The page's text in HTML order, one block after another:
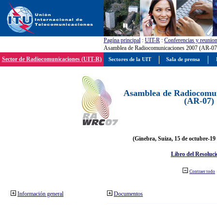
Pagína principal : UIT-R : Conferencias y
Asamblea de Radiocomunicaciones 2007 (AR-
Sector de Radiocomunicaciones (UIT-R)
Asamblea de
(AR-07)
(Ginebra, Suiza, 15 de octubre-19
Libro del
Contraer todo
Información general Documentos
Sectores de la UIT Sala de prensa